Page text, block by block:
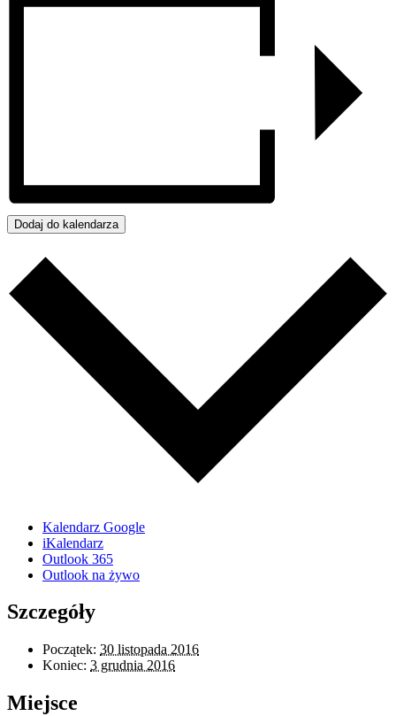
Dodaj do kalendarza
Kalendarz Google
iKalendarz
Outlook 365
Outlook na żywo
Szczegóły
Początek: 30 listopada 2016
Koniec: 3 grudnia 2016
Miejsce